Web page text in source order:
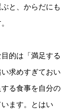
と、からだにも
的は「満足する
求めすぎておい
る食事を自分の
ます。とはい